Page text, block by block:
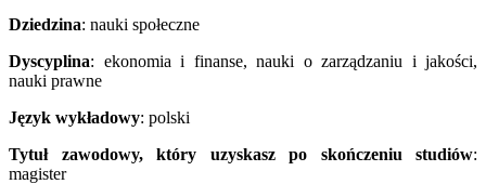
Dziedzina: nauki społeczne
Dyscyplina: ekonomia i finanse, nauki o zarządzaniu i jakości,
nauki prawne
Język wykładowy: polski
Tytuł zawodowy, który uzyskasz po skończeniu studiów:
magister